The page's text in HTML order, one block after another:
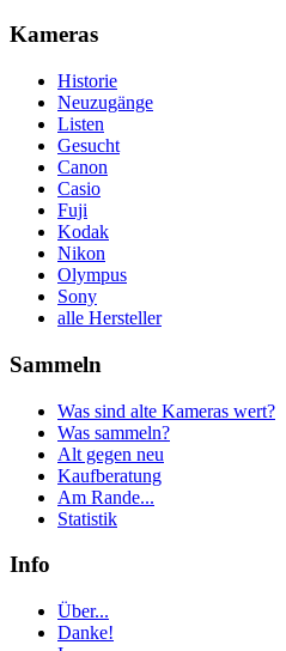
Kameras
Historie
Neuzugänge
Listen
Gesucht
Canon
Casio
Fuji
Kodak
Nikon
Olympus
Sony
alle Hersteller
Sammeln
Was sind alte Kameras wert?
Was sammeln?
Alt gegen neu
Kaufberatung
Am Rande...
Statistik
Info
Über...
Danke!